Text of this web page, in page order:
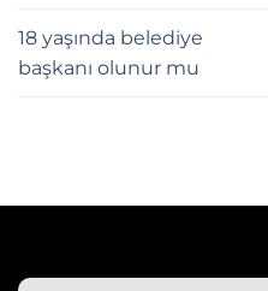
18 yaşında belediye
başkanı olunur mu